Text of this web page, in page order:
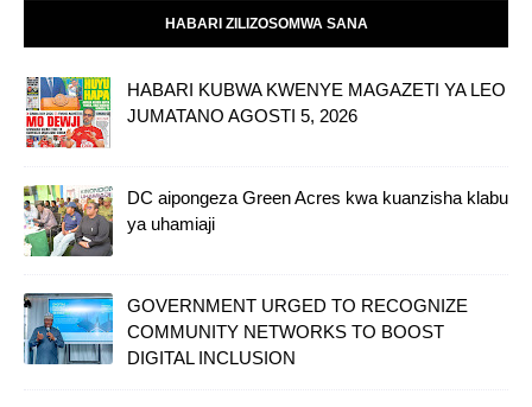
HABARI ZILIZOSOMWA SANA
HABARI KUBWA KWENYE MAGAZETI YA LEO
JUMATANO AGOSTI 5, 2026
DC aipongeza Green Acres kwa kuanzisha klabu
ya uhamiaji
GOVERNMENT URGED TO RECOGNIZE
COMMUNITY NETWORKS TO BOOST
DIGITAL INCLUSION